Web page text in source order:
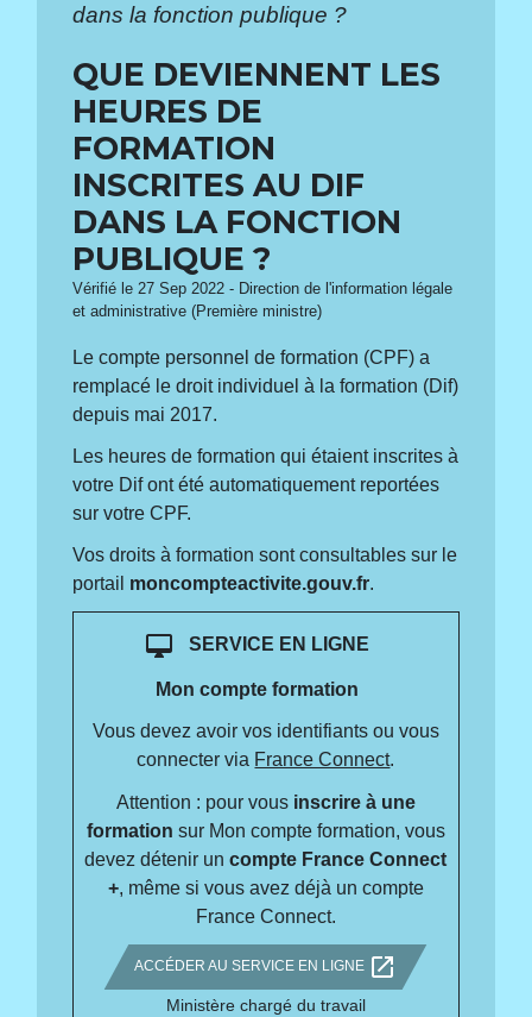
dans la fonction publique ?
QUE DEVIENNENT LES
HEURES DE
FORMATION
INSCRITES AU DIF
DANS LA FONCTION
PUBLIQUE ?
Vérifié le 27 Sep 2022 - Direction de l'information légale
et administrative (Première ministre)
Le compte personnel de formation (CPF) a
remplacé le droit individuel à la formation (Dif)
depuis mai 2017.
Les heures de formation qui étaient inscrites à
votre Dif ont été automatiquement reportées
sur votre CPF.
Vos droits à formation sont consultables sur le
portail moncompteactivite.gouv.fr.
desktop_mac SERVICE EN LIGNE
Mon compte formation
Vous devez avoir vos identifiants ou vous
connecter via France Connect.
Attention : pour vous inscrire à une
formation sur Mon compte formation, vous
devez détenir uncompte France Connect
+, même si vous avez déjà un compte
France Connect.
ACCÉDER AU SERVICE EN LIGNE open_in_new
Ministère chargé du travail